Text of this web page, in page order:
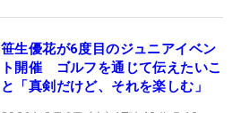
笹生優花が6度目のジュニアイベン
ト開催 ゴルフを通じて伝えたいこ
と「真剣だけど、それを楽しむ」